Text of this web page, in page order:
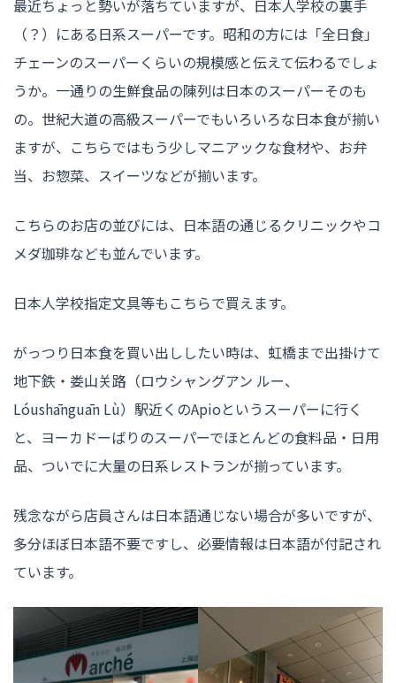
最近ちょっと勢いが落ちていますが、日本人学校の裏手
（？）にある日系スーパーです。昭和の方には「全日食」
チェーンのスーパーくらいの規模感と伝えて伝わるでしょ
うか。一通りの生鮮食品の陳列は日本のスーパーそのも
の。世紀大道の高級スーパーでもいろいろな日本食が揃い
ますが、こちらではもう少しマニアックな食材や、お弁
当、お惣菜、スイーツなどが揃います。
こちらのお店の並びには、日本語の通じるクリニックやコ
メダ珈琲なども並んでいます。
日本人学校指定文具等もこちらで買えます。
がっつり日本食を買い出ししたい時は、虹橋まで出掛けて
地下鉄・娄山关路（ロウシャングアン ルー、
Lóushānguān Lù）駅近くのApioというスーパーに行く
と、ヨーカドーばりのスーパーでほとんどの食料品・日用
品、ついでに大量の日系レストランが揃っています。
残念ながら店員さんは日本語通じない場合が多いですが、
多分ほぼ日本語不要ですし、必要情報は日本語が付記され
ています。